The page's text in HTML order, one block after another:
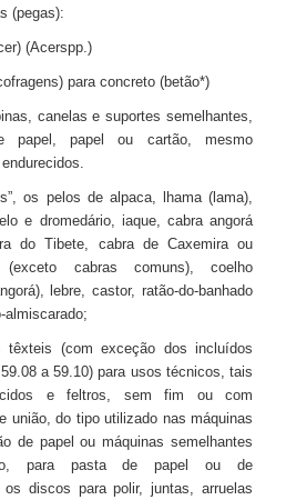
(pegas):
(Acerspp.)
para concreto (betão*)
canelas e suportes semelhantes,
papel, papel ou cartão, mesmo
os pelos de alpaca, lhama (lama),
e dromedário, iaque, cabra angorá
do Tibete, cabra de Caxemira ou
(exceto cabras comuns), coelho
lebre, castor, ratão-do-banhado
almiscarado;
têxteis (com exceção dos incluídos
a 59.10) para usos técnicos, tais
e feltros, sem fim ou com
união, do tipo utilizado nas máquinas
de papel ou máquinas semelhantes
para pasta de papel ou de
os discos para polir, juntas, arruelas